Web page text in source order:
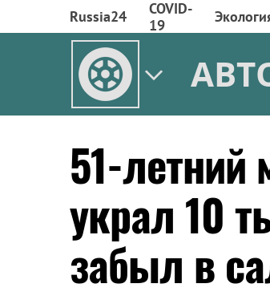
Russia24
COVID-
19
51-летний
украл 10
забыл в